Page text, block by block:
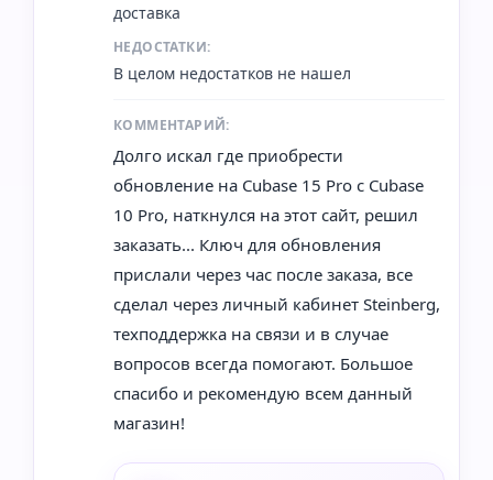
доставка
НЕДОСТАТКИ:
В целом недостатков не нашел
КОММЕНТАРИЙ:
Долго искал где приобрести
обновление на Cubase 15 Pro с Cubase
10 Pro, наткнулся на этот сайт, решил
заказать... Ключ для обновления
прислали через час после заказа, все
сделал через личный кабинет Steinberg,
техподдержка на связи и в случае
вопросов всегда помогают. Большое
спасибо и рекомендую всем данный
магазин!